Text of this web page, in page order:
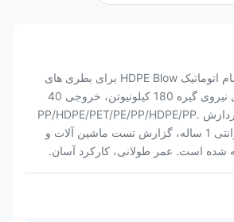
دستگاه قالب گیری تمام اتوماتیک HDPE Blow برای بطری های
20L-30L PET. دارای نیروی گیره 180 کیلونیوتن، خروجی 40
کیلوگرم در ساعت، پردازش PP/HDPE/PET/PE/PP/HDPE/PP.
Mitsubishi PLC، گارانتی 1 ساله، گزارش تست ماشین آلات و
است. عمر طولانی، کارکرد آسان.